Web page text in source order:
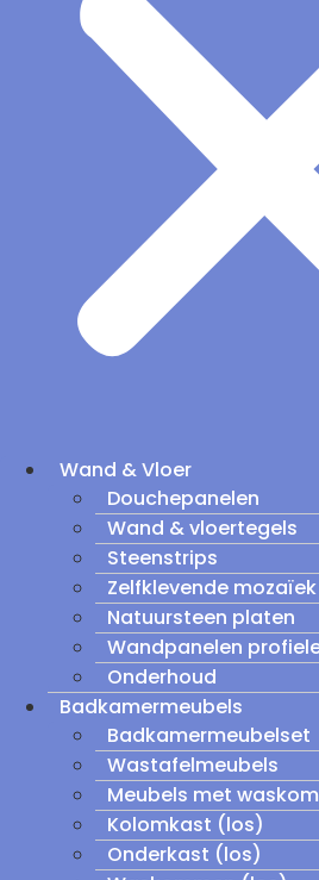
Wand & Vloer
Douchepanelen
Wand & vloertegels
Steenstrips
Zelfklevende
Natuursteen platen
Wandpanelen
Onderhoud
Badkamermeubels
Badkamermeubelset
Wastafelmeubels
Meubels met waskom
Kolomkast (los)
Onderkast (los)